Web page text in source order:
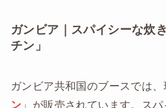
ガンビア｜スパイシーな炊
チン」
ガンビア共和国のブースでは、
ン 」が販売されています。ス